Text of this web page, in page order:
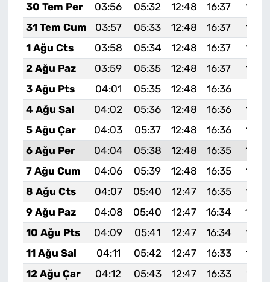
30 Tem Per
03:56 05:32 12:48 16:37
31 Tem Cum
03:57 05:33 12:48 16:37
1 Ağu Cts
03:58 05:34 12:48 16:37
2 Ağu Paz
03:59 05:35 12:48 16:37
3 Ağu Pts
04:01 05:35 12:48 16:36
4 Ağu Sal
04:02 05:36 12:48 16:36
5 Ağu Çar
04:03 05:37 12:48 16:36
6 Ağu Per
04:04 05:38 12:48 16:35
7 Ağu Cum
04:06 05:39 12:48 16:35
8 Ağu Cts
04:07 05:40 12:47 16:35
9 Ağu Paz
04:08 05:40 12:47 16:34
10 Ağu Pts
04:09 05:41 12:47 16:34
11 Ağu Sal
04:11 05:42 12:47 16:33
12 Ağu Çar
04:12 05:43 12:47 16:33
19:41